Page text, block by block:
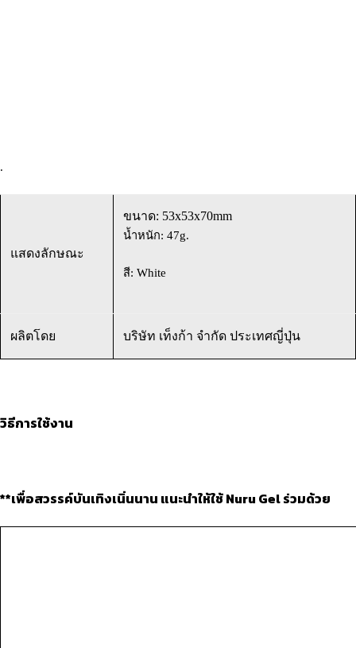
.
แสดงลักษณะ
ขนาด: 53x53x70mm
น้ำหนัก: 47g.
สี: White
ผลิตโดย บริษัท เท็งก้า จำกัด ประเทศญี่ปุ่น
วิธีการใช้งาน
**เพื่อสวรรค์บันเทิงเนิ่นนาน แนะนำให้ใช้ Nuru Gel ร่วมด้วย